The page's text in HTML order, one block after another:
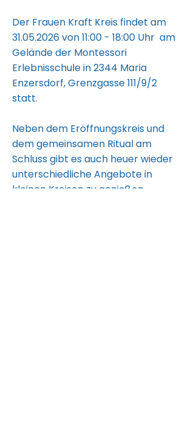
Der Frauen Kraft Kreis findet am
31.05.2026von 11:00 - 18:00 Uhr am
Gelände der Montessori
Erlebnisschule in 2344 Maria
Enzersdorf, Grenzgasse 111/9/2
statt.
Neben dem Eröffnungskreis und
dem gemeinsamen Ritual am
Schluss gibt es auch heuer wieder
unterschiedliche Angebote in
kleinen Kreisen zu genießen.